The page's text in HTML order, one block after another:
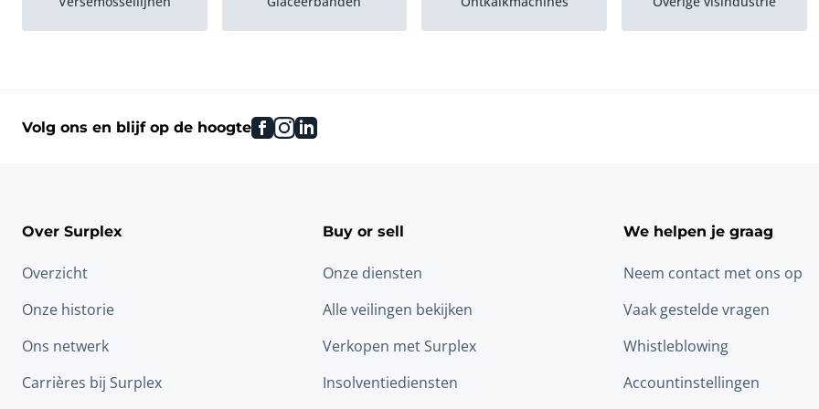
Volg ons en blijf op de hoogte facebook
instagram
linkedin
Over Surplex
Overzicht
Onze historie
Ons netwerk
Carrières bij Surplex
Buy or sell
Onze diensten
Alle veilingen bekijken
Verkopen met Surplex
Insolventiediensten
We helpen je graag
Neem contact met ons op
Vaak gestelde vragen
Whistleblowing
Accountinstellingen